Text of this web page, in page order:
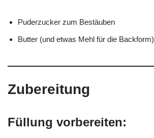
Puderzucker zum Bestäuben
Butter (und etwas Mehl für die Backform)
Zubereitung
Füllung vorbereiten: